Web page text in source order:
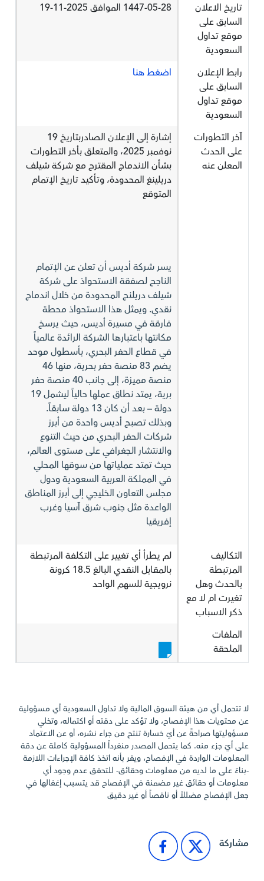
تاريخ الاعلان
السابق على
موقع تداول
السعودية
1447-05-28 الموافق 2025-11-19
رابط الإعلان
السابق على
موقع تداول
السعودية
اضغط هنا
آخر التطورات
على الحدث
المعلن عنه
إشارة إلى الإعلان الصادربتاريخ 19
نوفمبر 2025، والمتعلق بأخر التطورات
بشأن الاندماج المقترح مع شركة شيلف
دريلينغ المحدودة، وتأكيد تاريخ الإتمام
المتوقع
يسر شركة أديس أن تعلن عن الإتمام
الناجح لصفقة الاستحواذ على شركة
شيلف دريلنج المحدودة من خلال اندماج
نقدي. ويمثل هذا الاستحواذ محطة
فارقة في مسيرة أديس، حيث يرسخ
مكانتها باعتبارها الشركة الرائدة عالمياً
في قطاع الحفر البحري، بأسطول موحد
يضم 83 منصة حفر بحرية، منها 46
منصة مميزة، إلى جانب 40 منصة حفر
برية، يمتد نطاق عملها حالياً ليشمل 19
دولة – بعد أن كان 13 دولة سابقاً.
وبذلك تصبح أديس واحدة من أبرز
شركات الحفر البحري من حيث التنوع
والانتشار الجغرافي على مستوى العالم،
حيث تمتد عملياتها من سوقها المحلي
في المملكة العربية السعودية ودول
مجلس التعاون الخليجي إلى أبرز المناطق
الواعدة مثل جنوب شرق آسيا وغرب
إفريقيا
التكاليف
المرتبطة
بالحدث وهل
تغيرت ام لا مع
ذكر الاسباب
لم يطرأ أي تغيير على التكلفة المرتبطة
بالمقابل النقدي البالغ 18.5 كرونة
نرويجية للسهم الواحد
الملفات
الملحقة
لا تتحمل أي من هيئة السوق المالية ولا تداول السعودية أي مسؤولية
عن محتويات هذا الإفصاح، ولا تؤكد على دقته أو اكتماله، وتخلي
مسؤوليتها صراحةً عن أيّ خسارة تنتج من جراء نشره، أو عن الاعتماد
على أيّ جزء منه. كما يتحمل المصدر منفرداً المسؤولية كاملة عن دقة
المعلومات الواردة في الإفصاح، ويقر بأنه اتخذ كافة الإجراءات اللازمة
-بناءً على ما لديه من معلومات وحقائق- للتحقق عدم وجود أي
معلومات أو حقائق غير مضمنة في الإفصاح قد يتسبب إغفالها في
جعل الإفصاح مضللاً أو ناقصاً أو غير دقيق
مشاركة